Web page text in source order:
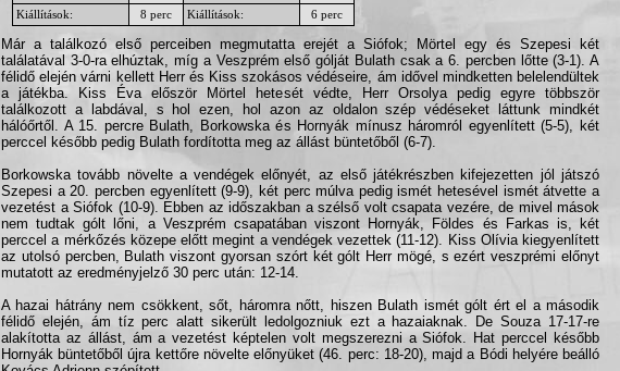
Kiállítások:
8 perc Kiállítások: 6 perc
Már a találkozó első perceiben megmutatta erejét a Siófok; Mörtel egy és Szepesi két
találatával 3-0-ra elhúztak, míg a Veszprém első gólját Bulath csak a 6. percben lőtte (3-1). A
félidő elején várni kellett Herr és Kiss szokásos védéseire, ám idővel mindketten belelendültek
a játékba. Kiss Éva először Mörtel hetesét védte, Herr Orsolya pedig egyre többször
találkozott a labdával, s hol ezen, hol azon az oldalon szép védéseket láttunk mindkét
hálóőrtől. A 15. percre Bulath, Borkowska és Hornyák mínusz háromról egyenlített (5-5), két
perccel később pedig Bulath fordította meg az állást büntetőből (6-7).
Borkowska tovább növelte a vendégek előnyét, az első játékrészben kifejezetten jól játszó
Szepesi a 20. percben egyenlített (9-9), két perc múlva pedig ismét hetesével ismét átvette a
vezetést a Siófok (10-9). Ebben az időszakban a szélső volt csapata vezére, de mivel mások
nem tudtak gólt lőni, a Veszprém csapatában viszont Hornyák, Földes és Farkas is, két
perccel a mérkőzés közepe előtt megint a vendégek vezettek (11-12). Kiss Olívia kiegyenlített
az utolsó percben, Bulath viszont gyorsan szórt két gólt Herr mögé, s ezért veszprémi előnyt
mutatott az eredményjelző 30 perc után: 12-14.
A hazai hátrány nem csökkent, sőt, háromra nőtt, hiszen Bulath ismét gólt ért el a második
félidő elején, ám tíz perc alatt sikerült ledolgozniuk ezt a hazaiaknak. De Souza 17-17-re
alakította az állást, ám a vezetést képtelen volt megszerezni a Siófok. Hat perccel később
Hornyák büntetőből újra kettőre növelte előnyüket (46. perc: 18-20), majd a Bódi helyére beálló